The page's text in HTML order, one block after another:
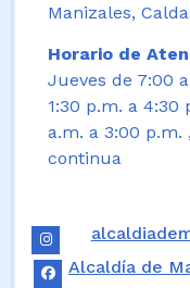
Manizales,
Horario de
Jueves de 7:00
1:30 p.m. a 4:30
a.m. a 3:00 p.m.
continua
Alcaldía de